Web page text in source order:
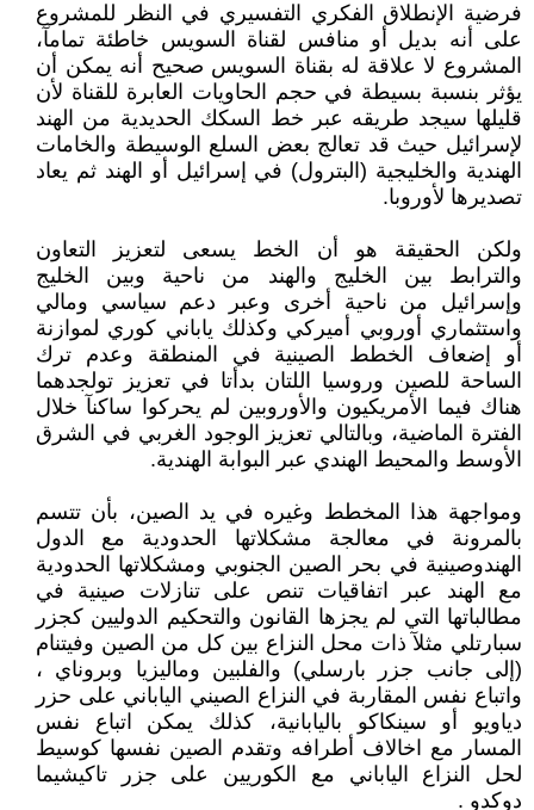
فرضية الإنطلاق الفكري التفسيري في النظر للمشروع
على أنه بديل أو منافس لقناة السويس خاطئة تمامآ،
المشروع لا علاقة له بقناة السويس صحيح أنه يمكن أن
يؤثر بنسبة بسيطة في حجم الحاويات العابرة للقناة لأن
قليلها سيجد طريقه عبر خط السكك الحديدية من الهند
لإسرائيل حيث قد تعالج بعض السلع الوسيطة والخامات
الهندية والخليجية (البترول) في إسرائيل أو الهند ثم يعاد
تصديرها لأوروبا.
ولكن الحقيقة هو أن الخط يسعى لتعزيز التعاون
والترابط بين الخليج والهند من ناحية وبين الخليج
وإسرائيل من ناحية أخرى وعبر دعم سياسي ومالي
واستثماري أوروبي أميركي وكذلك ياباني كوري لموازنة
أو إضعاف الخطط الصينية في المنطقة وعدم ترك
الساحة للصين وروسيا اللتان بدأتا في تعزيز تولجدهما
هناك فيما الأمريكيون والأوروبين لم يحركوا ساكنآ خلال
الفترة الماضية، وبالتالي تعزيز الوجود الغربي في الشرق
الأوسط والمحيط الهندي عبر البوابة الهندية.
ومواجهة هذا المخطط وغيره في يد الصين، بأن تتسم
بالمرونة في معالجة مشكلاتها الحدودية مع الدول
الهندوصينية في بحر الصين الجنوبي ومشكلاتها الحدودية
مع الهند عبر اتفاقيات تنص على تنازلات صينية في
مطالباتها التي لم يجزها القانون والتحكيم الدوليين كجزر
سبارتلي مثلآ ذات محل النزاع بين كل من الصين وفيتنام
(إلى جانب جزر بارسلي) والفلبين وماليزيا وبروناي ،
واتباع نفس المقاربة في النزاع الصيني الياباني على حزر
دياويو أو سينكاكو باليابانية، كذلك يمكن اتباع نفس
المسار مع اخالاف أطرافه وتقدم الصين نفسها كوسيط
لحل النزاع الياباني مع الكوريين على جزر تاكيشيما
دوكدو .